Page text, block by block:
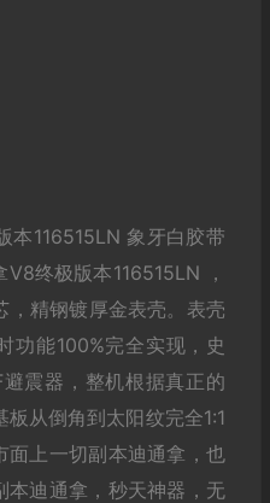
本116515LN 象牙白胶带
终极版本116515LN ，
，精钢镀厚金表壳。表壳
功能100%完全实现，史
震器，整机根据真正的
从倒角到太阳纹完全1:1
面上一切副本迪通拿，也
本迪通拿，秒天神器，无